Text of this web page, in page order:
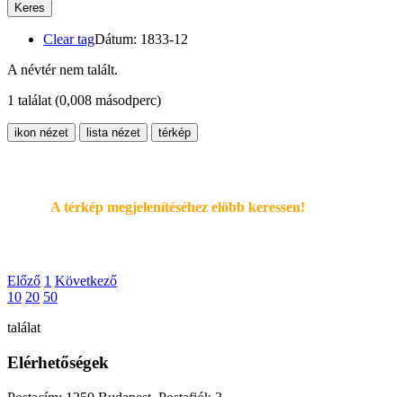
Keres
Clear tagDátum: 1833-12
A névtér nem talált.
1 találat (0,008 másodperc)
ikon nézet lista nézet térkép
A térkép megjelenítéséhez elöbb keressen!
Előző 1 Következő
10 20 50
találat
Elérhetőségek